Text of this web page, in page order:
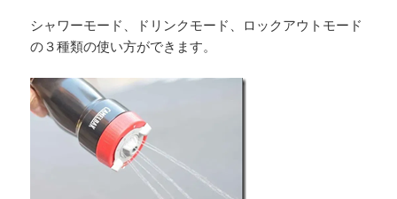
シャワーモード、ドリンクモード、ロックアウトモード
の３種類の使い方ができます。